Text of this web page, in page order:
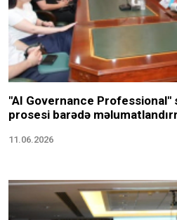
"AI Governance Professional"
prosesi barədə
11.06.2026